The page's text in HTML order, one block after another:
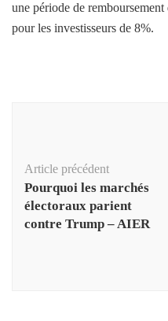
une période de
pour les investisseurs de 8%.
Article précédent
Pourquoi les marchés
électoraux parient
contre Trump – AIER